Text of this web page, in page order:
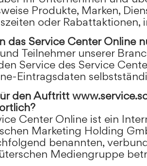
Produkte, Marken,
oder Rabattaktionen,
das Service Center Online
Teilnehmer unserer
Service des Service
Eintragsdaten
den Auftritt
Center Online ist ein
Marketing Holding
benannten,
Mediengruppe